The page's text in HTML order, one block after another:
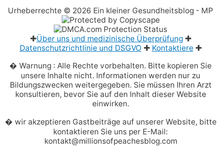
Urheberrechte © 2026 Ein kleiner Gesundheitsblog - MP
✚Über uns und medizinische Überprüfung✚
Datenschutzrichtlinie und DSGVO ✚ Kontaktiere✚
� Warnung : Alle Rechte vorbehalten. Bitte kopieren Sie
unsere Inhalte nicht. Informationen werden nur zu
Bildungszwecken weitergegeben. Sie müssen Ihren Arzt
konsultieren, bevor Sie auf den Inhalt dieser Website
einwirken.
� wir akzeptieren Gastbeiträge auf unserer Website, bitte
kontaktieren Sie uns per E-Mail:
kontakt@millionsofpeachesblog.com